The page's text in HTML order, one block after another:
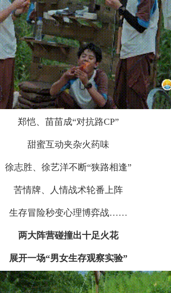
郑恺、苗苗成“对抗路CP”
甜蜜互动夹杂火药味
徐志胜、徐艺洋不断“狭路相逢”
苦情牌、人情战术轮番上阵
生存冒险秒变心理博弈战……
两大阵营碰撞出十足火花
展开一场“男女生存观察实验”